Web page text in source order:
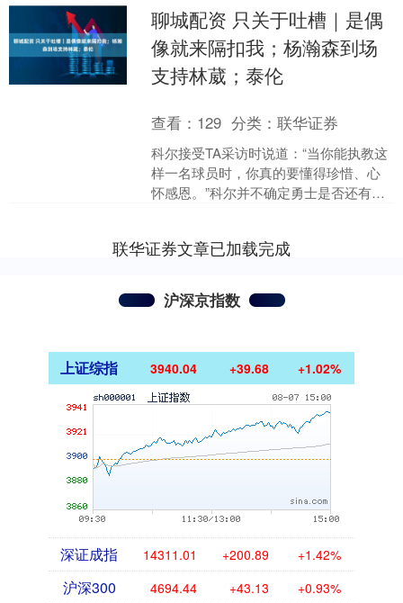
聊城配资 只关于吐槽｜是偶
像就来隔扣我；杨瀚森到场
支持林葳；泰伦
查看： 129 分类：联华证券
科尔接受TA采访时说道：“当你能执教这
样一名球员时，你真的要懂得珍惜、心
怀感恩。”科尔并不确定勇士是否还有再
联华证券文章已加载完成
沪深京指数
上证综指 3940.04 +39.68 +1.02%
深证成指 14311.01 +200.89 +1.42%
沪深300 4694.44 +43.13 +0.93%